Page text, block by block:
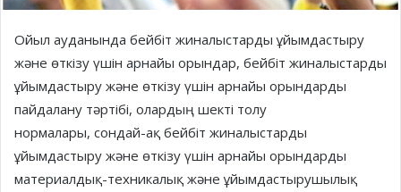
Ойыл ауданында бейбіт жиналыстарды ұйымдастыру
және өткізу үшін арнайы орындар, бейбіт жиналыстарды
ұйымдастыру және өткізу үшін арнайы орындарды
пайдалану тәртібі, олардың шекті толу
нормалары, сондай-ақ бейбіт жиналыстарды
ұйымдастыру және өткізу үшін арнайы орындарды
материалдық-техникалық және ұйымдастырушылық